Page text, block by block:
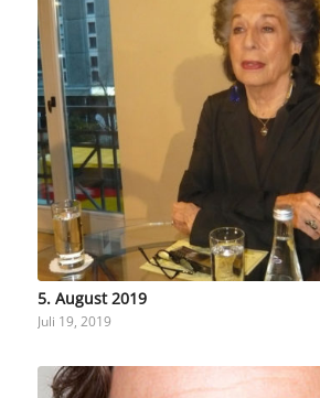
5. August 2019
Juli 19, 2019